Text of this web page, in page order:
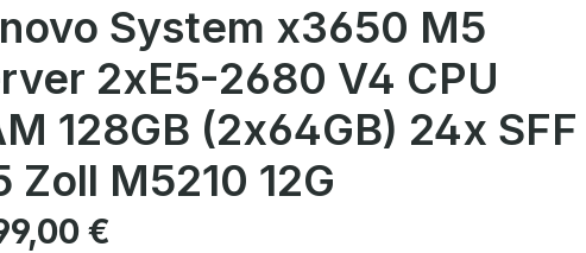
System x3650 M5
2xE5-2680 V4 CPU
128GB (2x64GB) 24x SFF
Zoll M5210 12G
Preis: €